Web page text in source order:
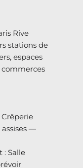
Rive
stations de
espaces
commerces
assises —
: Salle